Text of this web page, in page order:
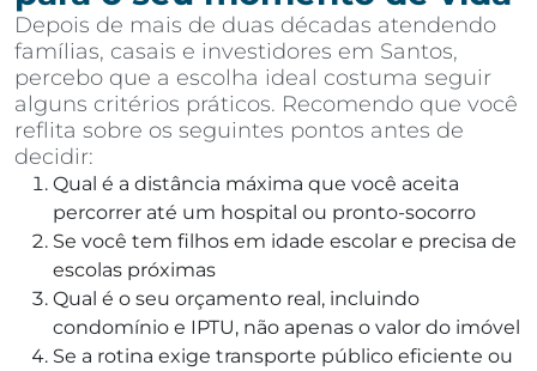
Depois de mais de duas décadas atendendo
famílias, casais e investidores em Santos,
percebo que a escolha ideal costuma seguir
alguns critérios práticos. Recomendo que você
reflita sobre os seguintes pontos antes de
decidir:
Qual é a distância máxima que você aceita
percorrer até um hospital ou pronto-socorro
Se você tem filhos em idade escolar e precisa de
escolas próximas
Qual é o seu orçamento real, incluindo
condomínio e IPTU, não apenas o valor do imóvel
Se a rotina exige transporte público eficiente ou